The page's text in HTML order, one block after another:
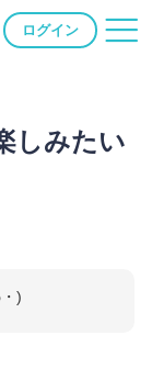
ログイン
しみたい
)ゞ